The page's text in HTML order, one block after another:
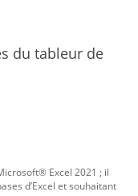
du tableur de
Excel 2021 ; il
d’Excel et souhaitant